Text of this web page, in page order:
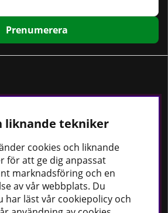
Prenumerera
liknande tekniker
cookies och liknande
för att ge dig anpassat
marknadsföring och en
av vår webbplats. Du
har läst vår cookiepolicy och